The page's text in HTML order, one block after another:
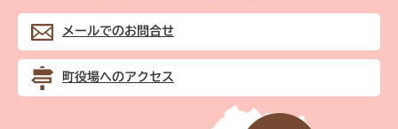
メールでのお問合せ
町役場へのアクセス